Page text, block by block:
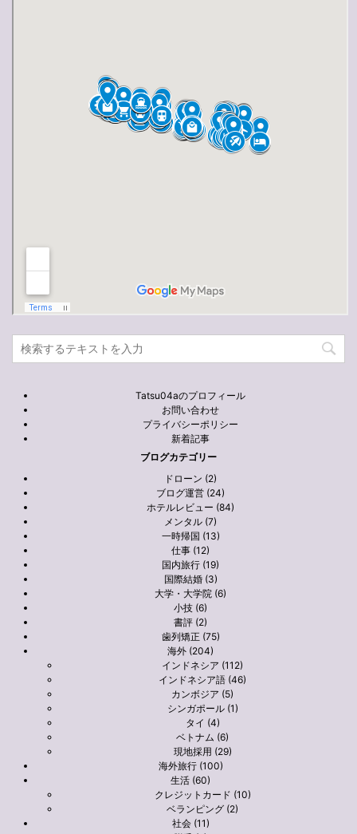
Tatsu04aのプロフィール
お問い合わせ
プライバシーポリシー
新着記事
ブログカテゴリー
ドローン (2)
ブログ運営 (24)
ホテルレビュー (84)
メンタル (7)
一時帰国 (13)
仕事 (12)
国内旅行 (19)
国際結婚 (3)
大学・大学院 (6)
小技 (6)
書評 (2)
歯列矯正 (75)
海外 (204)
インドネシア (112)
インドネシア語 (46)
カンボジア (5)
シンガポール (1)
タイ (4)
ベトナム (6)
現地採用 (29)
海外旅行 (100)
生活 (60)
クレジットカード (10)
ベランピング (2)
社会 (11)